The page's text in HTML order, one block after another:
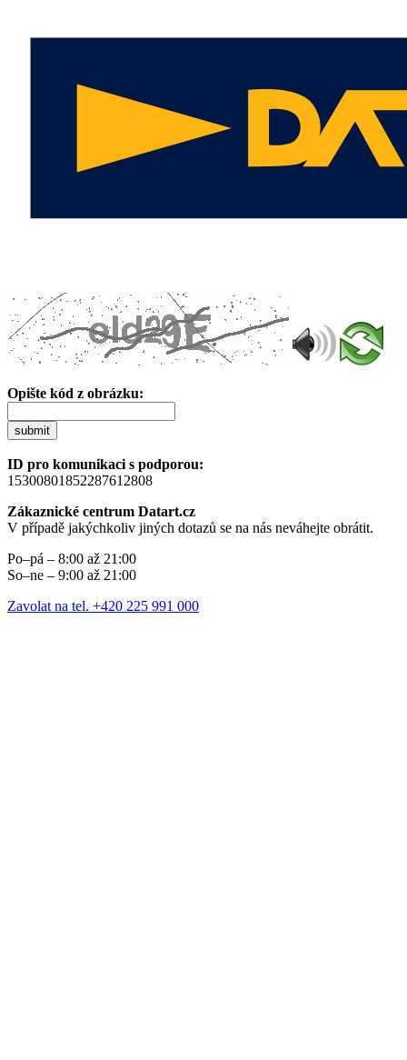
Opište kód z obrázku:
submit
ID pro komunikaci s podporou:
15300801852287612808
Zákaznické centrum Datart.cz
V případě jakýchkoliv jiných dotazů se na nás neváhejte obrátit.
Po–pá – 8:00 až 21:00
So–ne – 9:00 až 21:00
Zavolat na tel. +420 225 991 000